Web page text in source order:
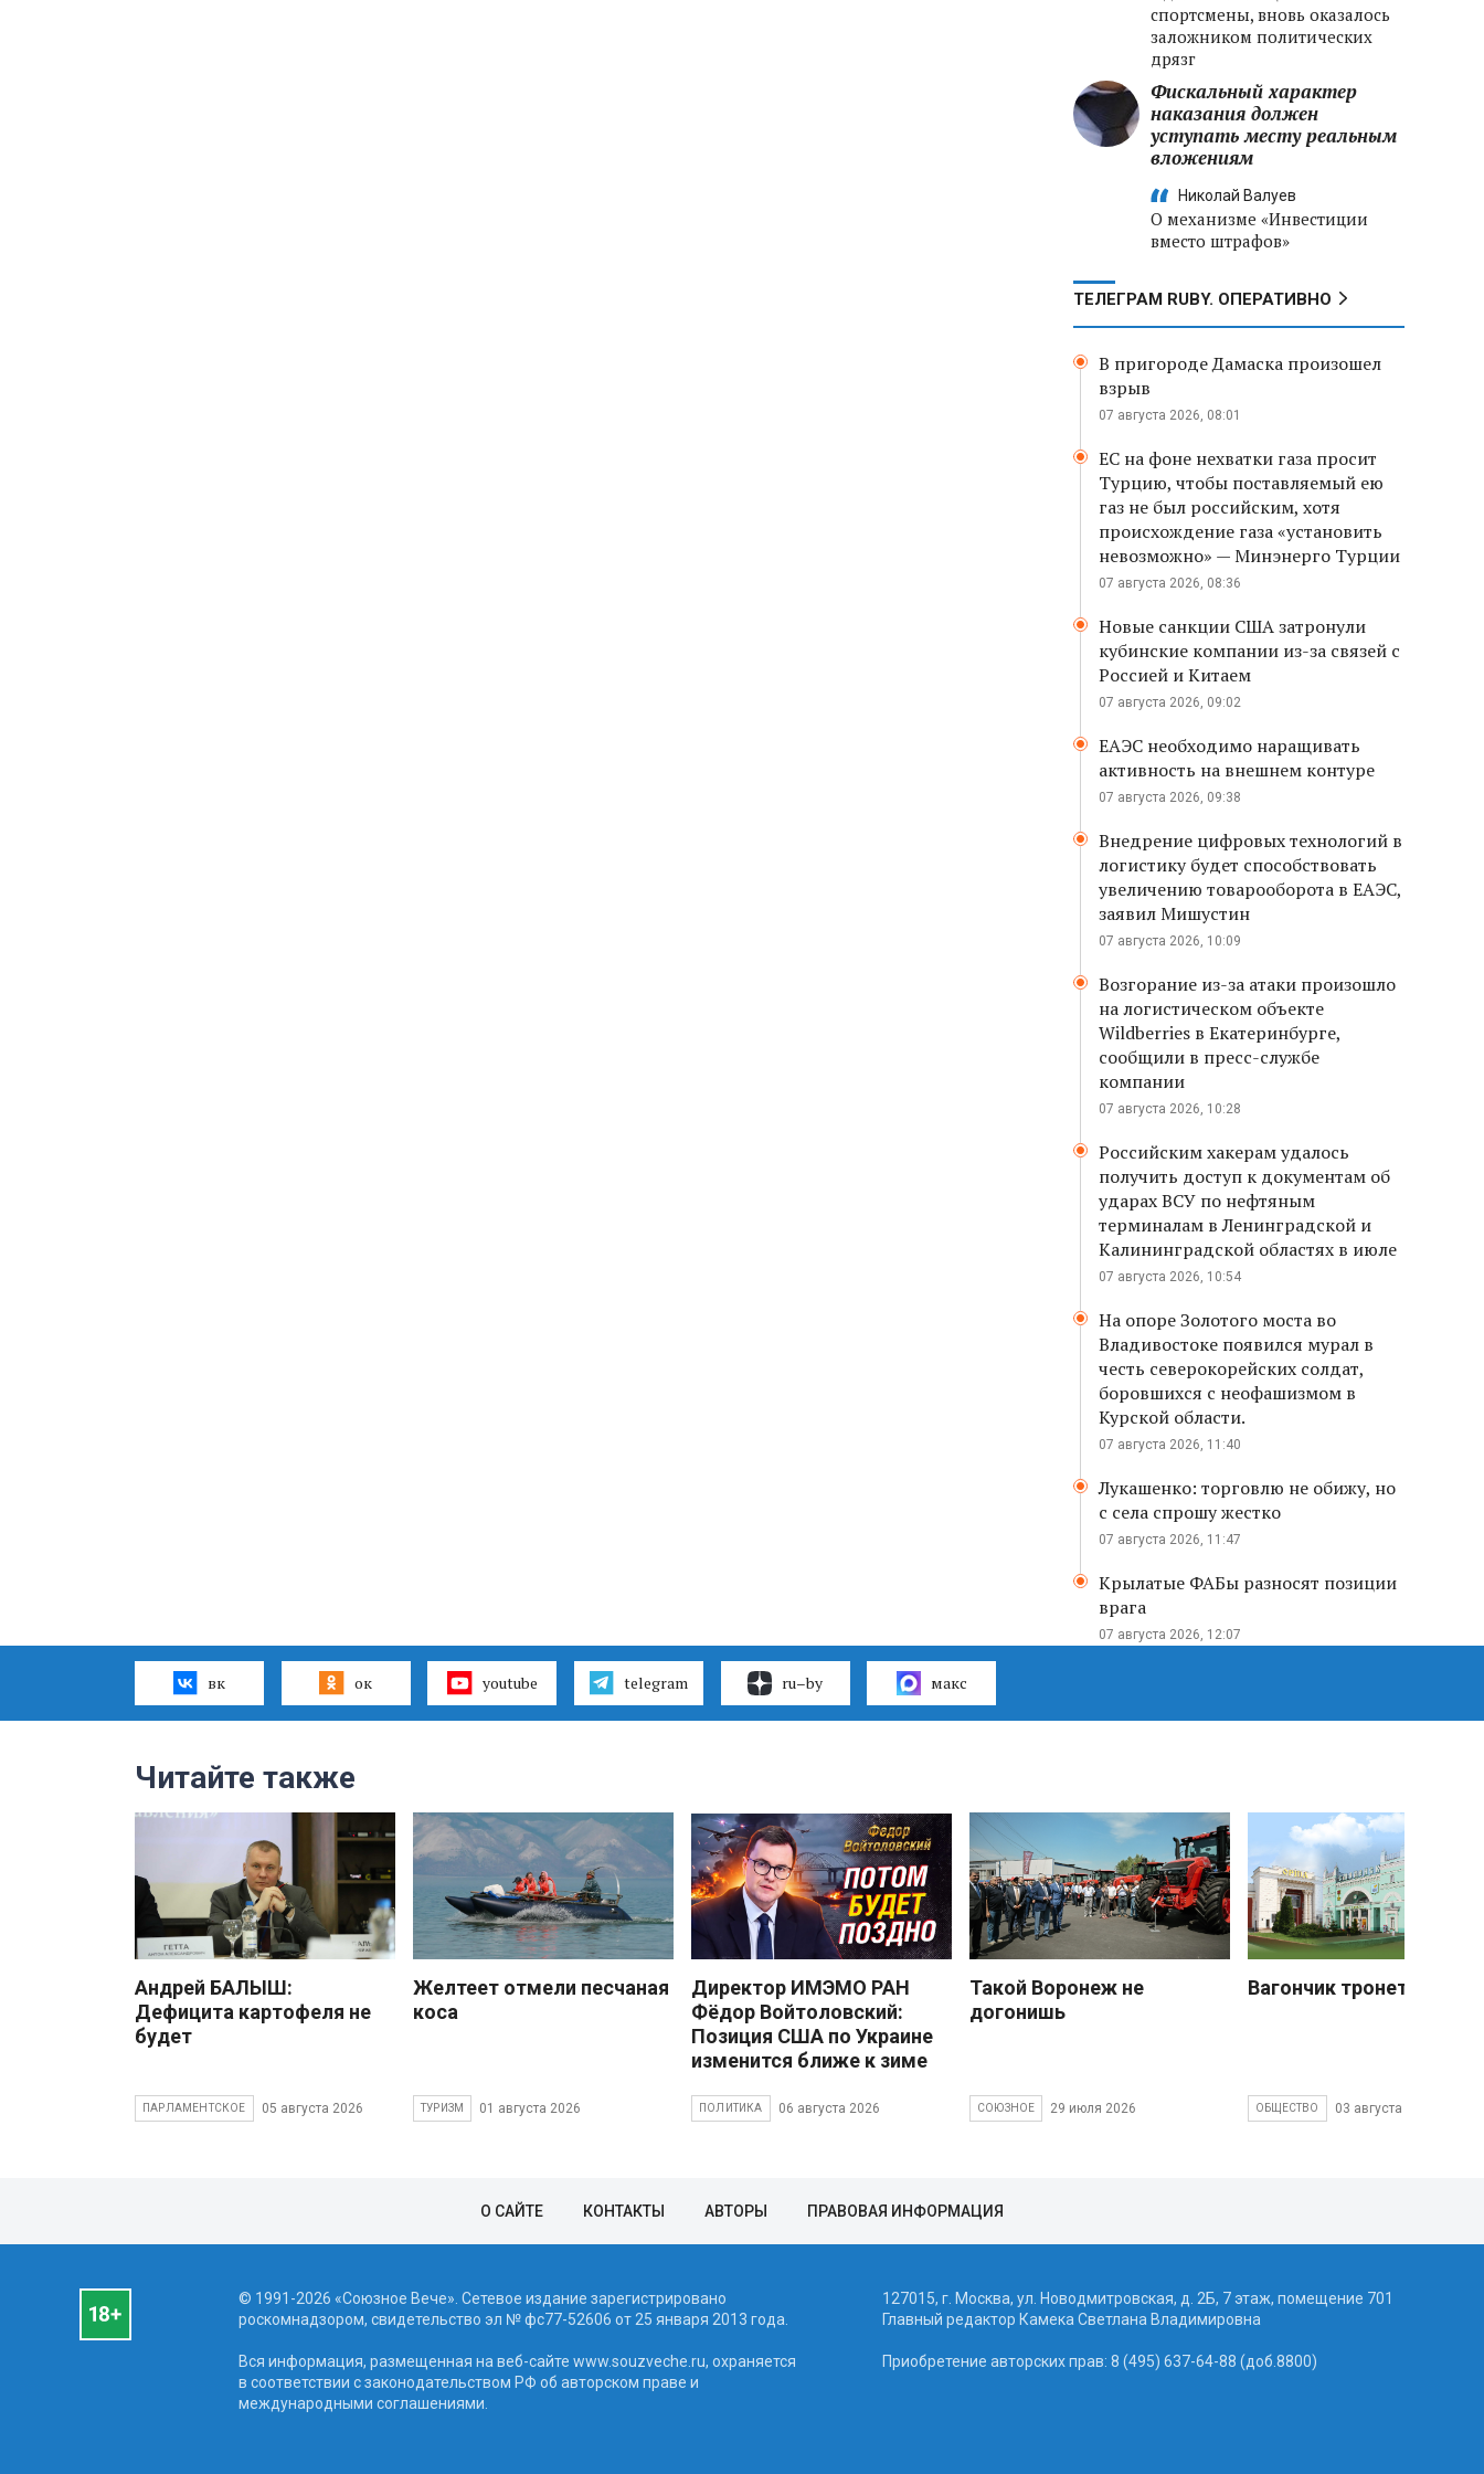
спортсмены, вновь оказалось
заложником политических
дрязг
Фискальный характер
наказания должен
уступать месту реальным
вложениям
Николай Валуев
О механизме «Инвестиции
вместо штрафов»
ТЕЛЕГРАМ RUBY. ОПЕРАТИВНО
В пригороде Дамаска произошел
взрыв
07 августа 2026, 08:01
ЕС на фоне нехватки газа просит
Турцию, чтобы поставляемый ею
газ не был российским, хотя
происхождение газа «установить
невозможно» — Минэнерго Турции
07 августа 2026, 08:36
Новые санкции США затронули
кубинские компании из-за связей с
Россией и Китаем
07 августа 2026, 09:02
ЕАЭС необходимо наращивать
активность на внешнем контуре
07 августа 2026, 09:38
Внедрение цифровых технологий в
логистику будет способствовать
увеличению товарооборота в ЕАЭС,
заявил Мишустин
07 августа 2026, 10:09
Возгорание из-за атаки произошло
на логистическом объекте
Wildberries в Екатеринбурге,
сообщили в пресс-службе
компании
07 августа 2026, 10:28
Российским хакерам удалось
получить доступ к документам об
ударах ВСУ по нефтяным
терминалам в Ленинградской и
Калининградской областях в июле
07 августа 2026, 10:54
На опоре Золотого моста во
Владивостоке появился мурал в
честь северокорейских солдат,
боровшихся с неофашизмом в
Курской области.
07 августа 2026, 11:40
Лукашенко: торговлю не обижу, но
с села спрошу жестко
07 августа 2026, 11:47
Крылатые ФАБы разносят позиции
врага
07 августа 2026, 12:07
вк ок youtube telegram ru–by макс
Читайте также
Андрей БАЛЫШ:
Дефицита картофеля не
будет
ПАРЛАМЕНТСКОЕ 05 августа 2026
Желтеет отмели песчаная
коса
ТУРИЗМ 01 августа 2026
Директор ИМЭМО РАН
Фёдор Войтоловский:
Позиция США по Украине
изменится ближе к зиме
ПОЛИТИКА 06 августа 2026
Такой Воронеж не
догонишь
СОЮЗНОЕ 29 июля 2026
Вагончик тронется
ОБЩЕСТВО 03 августа 2026
О САЙТЕ КОНТАКТЫ АВТОРЫ ПРАВОВАЯ ИНФОРМАЦИЯ
© 1991-2026 «Союзное Вече». Сетевое издание зарегистрировано
роскомнадзором, свидетельство эл № фc77-52606 от 25 января 2013 года.
Вся информация, размещенная на веб-сайте www.souzveche.ru, охраняется
в соответствии с законодательством РФ об авторском праве и
международными соглашениями.
127015, г. Москва, ул. Новодмитровская, д. 2Б, 7 этаж, помещение 701
Главный редактор Камека Светлана Владимировна
Приобретение авторских прав: 8 (495) 637-64-88 (доб.8800)